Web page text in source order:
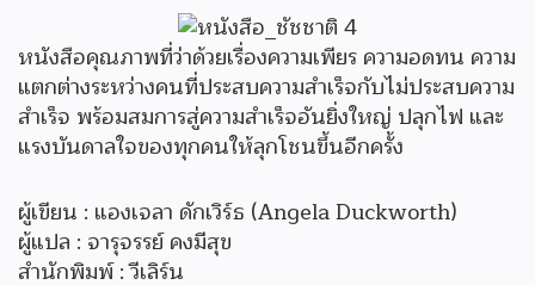
หนังสือคุณภาพที่ว่าด้วยเรื่องความเพียร ความอดทน ความ
แตกต่างระหว่างคนที่ประสบความสำเร็จกับไม่ประสบความ
สำเร็จ พร้อมสมการสู่ความสำเร็จอันยิ่งใหญ่ ปลุกไฟ และ
แรงบันดาลใจของทุกคนให้ลุกโชนขึ้นอีกครั้ง
ผู้เขียน : แองเจลา ดักเวิร์ธ (Angela Duckworth)
ผู้แปล : จารุจรรย์ คงมีสุข
สำนักพิมพ์ : วีเลิร์น